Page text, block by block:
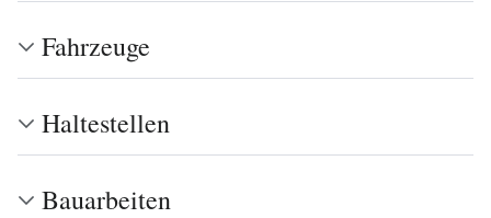
Fahrzeuge
Haltestellen
Bauarbeiten